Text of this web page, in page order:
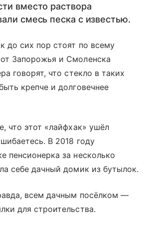
вместо раствора
смесь песка с известью.
до сих пор стоят по всему
Запорожья и Смоленска
говорят, что стекло в таких
крепче и долговечнее
что этот «лайфхак» ушёл
В 2018 году
пенсионерка за несколько
себе дачный домик из бутылок.
всем дачным посёлком —
для строительства.